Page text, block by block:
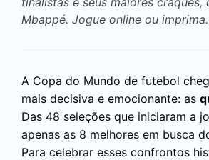
Mbappé. Jogue online ou imprima.
A Copa do Mundo de futebol
mais decisiva e emocionante: as
Das 48 seleções que iniciaram a
apenas as 8 melhores em busca
Para celebrar esses confrontos